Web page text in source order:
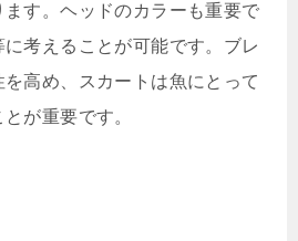
す。ヘッドのカラーも重要で
考えることが可能です。ブレ
高め、スカートは魚にとって
が重要です。